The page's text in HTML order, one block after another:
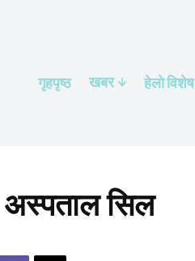
गृहपृष्ठ खबर हेलाे विशेष
सिल